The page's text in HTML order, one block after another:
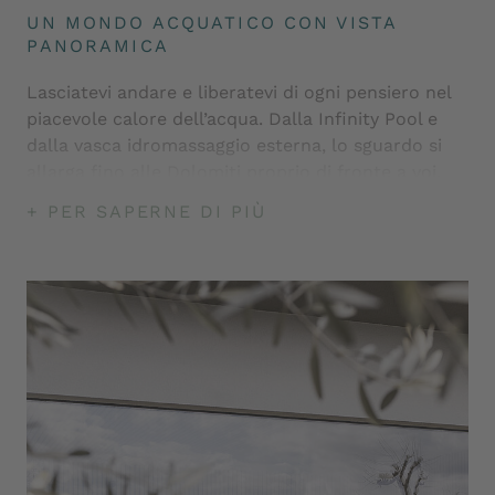
UN MONDO ACQUATICO CON VISTA
PANORAMICA
Lasciatevi andare e liberatevi di ogni pensiero nel
piacevole calore dell’acqua. Dalla Infinity Pool e
dalla vasca idromassaggio esterna, lo sguardo si
Nell’acqua pura della Biopool, lasciate che l’anima
si purifichi dallo stress quotidiano.
+ PER SAPERNE DI PIÙ